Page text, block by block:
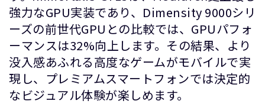
強力なGPU実装であり、Dimensity 9000シリ
ーズの前世代GPUとの比較では、GPUパフォ
ーマンスは32%向上します。その結果、より
没入感あふれる高度なゲームがモバイルで実
現し、プレミアムスマートフォンでは決定的
なビジュアル体験が楽しめます。